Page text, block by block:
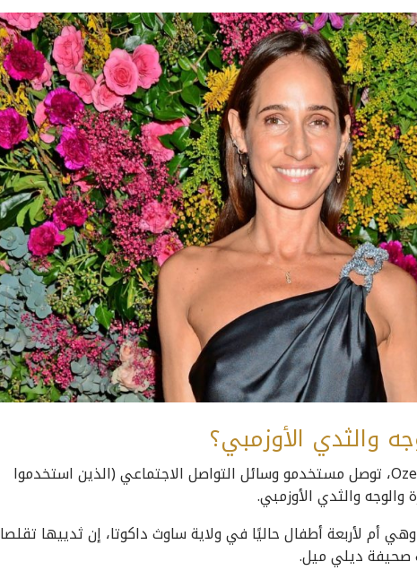
والثدي الأوزمبي؟
في قائمة الآثار الجانبية المحتملة لـ Ozempic، توصل مستخدمو وسائل التواصل الاجتماعي (الذين استخدموا
والثدي الأوزمبي.
أم لأربعة أطفال حاليًا في ولاية ساوث داكوتا، إن ثدييها تقلصا